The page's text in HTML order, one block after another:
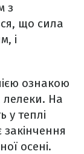
з
що сила
і
ознакою
лелеки. На
у теплі
закінчення
осені.